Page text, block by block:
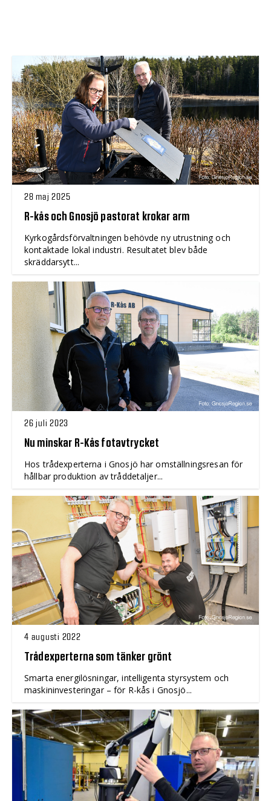
28 maj 2025
R-kås och Gnosjö pastorat krokar arm
Kyrkogårdsförvaltningen behövde ny utrustning och
kontaktade lokal industri. Resultatet blev både
skräddarsytt...
26 juli 2023
Nu minskar R-Kås fotavtrycket
Hos trådexperterna i Gnosjö har omställningsresan för
hållbar produktion av tråddetaljer...
4 augusti 2022
Trådexperterna som tänker grönt
Smarta energilösningar, intelligenta styrsystem och
maskininvesteringar – för R-kås i Gnosjö...